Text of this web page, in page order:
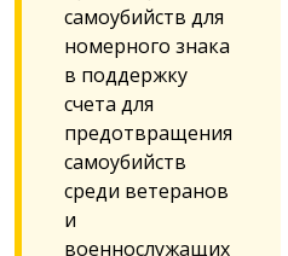
самоубийств для
номерного знака
в поддержку
счета для
предотвращения
самоубийств
среди ветеранов
и
военнослужащих